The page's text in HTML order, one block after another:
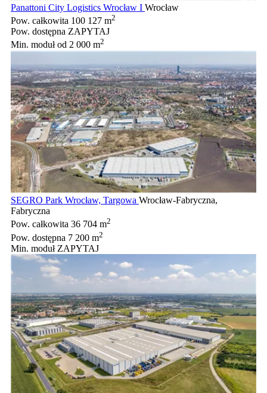
Panattoni City Logistics Wrocław I Wrocław
Pow. całkowita 100 127 m2
Pow. dostępna ZAPYTAJ
Min. modułod 2 000 m2
SEGRO Park Wrocław, Targowa Wrocław-Fabryczna,
Fabryczna
Pow. całkowita 36 704 m2
Pow. dostępna 7 200 m2
Min. moduł ZAPYTAJ